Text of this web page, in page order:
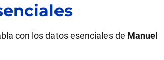
con los datos esenciales de Manuel